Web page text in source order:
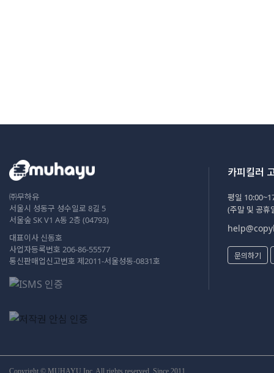
㈜무하유
서울시 성동구 성수일로 8길 5
서울숲 SK V1 A동 2층 (04793)
대표이사 신동호
사업자등록번호 206-86-55577
통신판매업신고번호 제2011-서울성동-0831호
카피킬러
평일
(주말 및 공휴
문의하기
Copyright © MUHAYU Inc. All rights reserved. Since 2011